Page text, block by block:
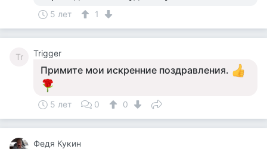
5 лет 1
Tr Trigger
Примите мои искренние поздравления.
5 лет 0 0
Федя Кукин